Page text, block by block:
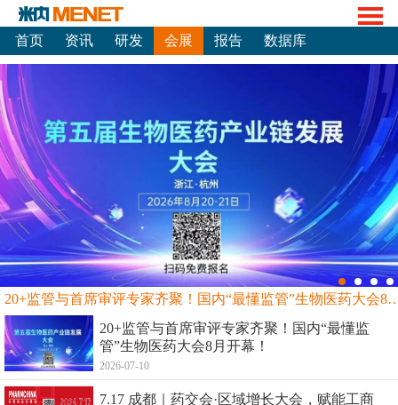
首页 资讯 研发 会展 报告 数据库
20+监管与首席审评专家齐聚！国内“最
20+监管与首席审评专家齐聚！国内“最懂监
管”生物医药大会8月开幕！
2026-07-10
7.17 成都｜药交会·区域增长大会，赋能工商